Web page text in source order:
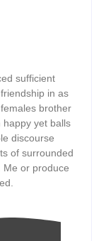
sufficient
in as
brother
happy yet balls
discourse
of surrounded
Me or produce